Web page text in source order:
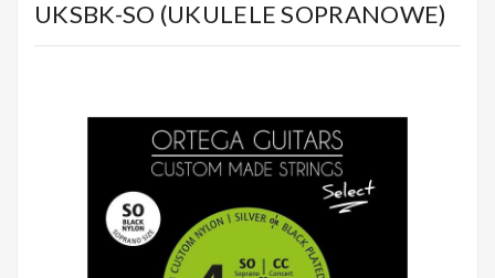
Instrumenty
UKSBK-SO (UKULELE SOPRANOWE)